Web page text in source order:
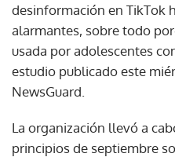
desinformación en TikTok
alarmantes, sobre todo
usada por adolescentes
estudio publicado este
NewsGuard.
La organización llevó a
principios de septiembre